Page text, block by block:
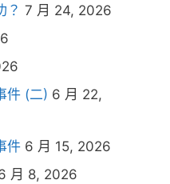
？ 7 月 24, 2026
件 (二) 6 月 22,
件 6 月 15, 2026
月 8, 2026